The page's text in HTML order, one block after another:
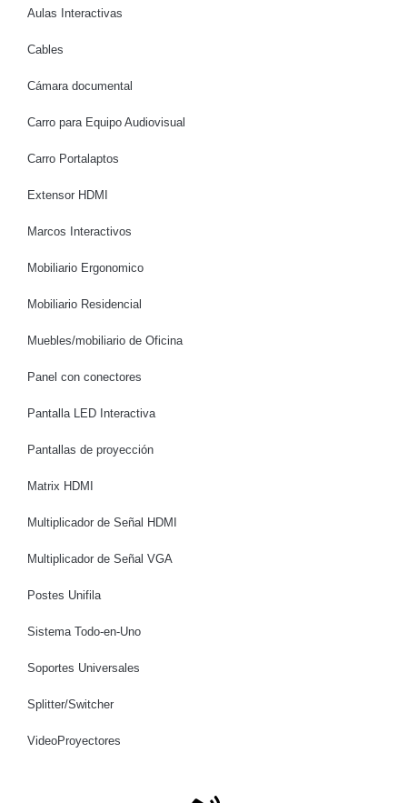
Aulas Interactivas
Cables
Cámara documental
Carro para Equipo Audiovisual
Carro Portalaptos
Extensor HDMI
Marcos Interactivos
Mobiliario Ergonomico
Mobiliario Residencial
Muebles/mobiliario de Oficina
Panel con conectores
Pantalla LED Interactiva
Pantallas de proyección
Matrix HDMI
Multiplicador de Señal HDMI
Multiplicador de Señal VGA
Postes Unifila
Sistema Todo-en-Uno
Soportes Universales
Splitter/Switcher
VideoProyectores